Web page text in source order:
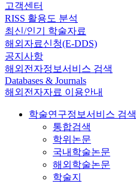
고객센터
RISS 활용도 분석
최신/인기 학술자료
해외자료신청(E-DDS)
공지사항
해외전자정보서비스 검색
Databases & Journals
해외전자자료 이용안내
학술연구정보서비스 검색
통합검색
학위논문
국내학술논문
해외학술논문
학술지